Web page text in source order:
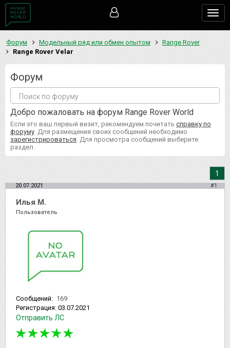
Форум Модельный ряд или обмен опытом
Range Rover
Range Rover Velar
Форум
Добро пожаловать на форум Range Rover World
Если это ваш первый визит, рекомендуем почитать справку по
форуму . Для размещения своих сообщений необходимо
зарегистрироваться . Для просмотра сообщений выберите
раздел.
1
20.07.2021 #1
Илья М.
Пользователь
Сообщений: 169
Регистрация: 03.07.2021
Отправить ЛС